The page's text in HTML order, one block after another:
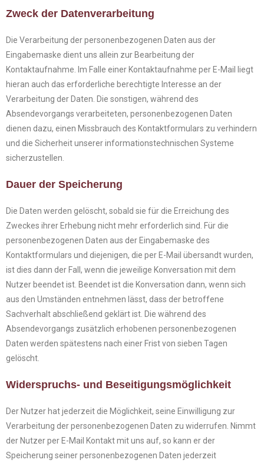
Zweck der Datenverarbeitung
Die Verarbeitung der personenbezogenen Daten aus der
Eingabemaske dient uns allein zur Bearbeitung der
Kontaktaufnahme. Im Falle einer Kontaktaufnahme per E-Mail liegt
hieran auch das erforderliche berechtigte Interesse an der
Verarbeitung der Daten. Die sonstigen, während des
Absendevorgangs verarbeiteten, personenbezogenen Daten
dienen dazu, einen Missbrauch des Kontaktformulars zu verhindern
und die Sicherheit unserer informationstechnischen Systeme
sicherzustellen.
Dauer der Speicherung
Die Daten werden gelöscht, sobald sie für die Erreichung des
Zweckes ihrer Erhebung nicht mehr erforderlich sind. Für die
personenbezogenen Daten aus der Eingabemaske des
Kontaktformulars und diejenigen, die per E-Mail übersandt wurden,
ist dies dann der Fall, wenn die jeweilige Konversation mit dem
Nutzer beendet ist. Beendet ist die Konversation dann, wenn sich
aus den Umständen entnehmen lässt, dass der betroffene
Sachverhalt abschließend geklärt ist. Die während des
Absendevorgangs zusätzlich erhobenen personenbezogenen
Daten werden spätestens nach einer Frist von sieben Tagen
gelöscht.
Widerspruchs- und Beseitigungsmöglichkeit
Der Nutzer hat jederzeit die Möglichkeit, seine Einwilligung zur
Verarbeitung der personenbezogenen Daten zu widerrufen. Nimmt
der Nutzer per E-Mail Kontakt mit uns auf, so kann er der
Speicherung seiner personenbezogenen Daten jederzeit